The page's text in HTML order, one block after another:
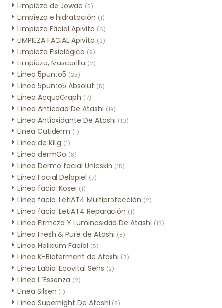
Limpieza de Jowae (5)
Limpieza e hidratación (1)
Limpieza Facial Apivita (6)
LIMPIEZA FACIAL Apivita (2)
Limpieza Fisiológica (9)
Limpieza, Mascarilla (2)
Línea 5punto5 (23)
Línea 5punto5 Absolut (5)
Línea AcquaGraph (7)
Línea Antiedad De Atashi (19)
Línea Antioxidante De Atashi (10)
Linea Cutiderm (1)
Línea de Kilig (1)
Línea dermGo (8)
Línea Dermo facial Unicskin (15)
Línea Facial Delapiel (7)
Línea facial Kosei (1)
Línea facial LetiAT4 Multiprotección (2)
Línea facial LetiAT4 Reparación (1)
Línea Firmeza Y Luminosidad De Atashi (13)
Línea Fresh & Pure de Atashi (8)
Línea Helixium Facial (5)
Línea K-Bioferment de Atashi (3)
Línea Labial Ecovital Sens (2)
Línea L`Essenza (2)
Linea Silsen (1)
Línea Supernight De Atashi (8)